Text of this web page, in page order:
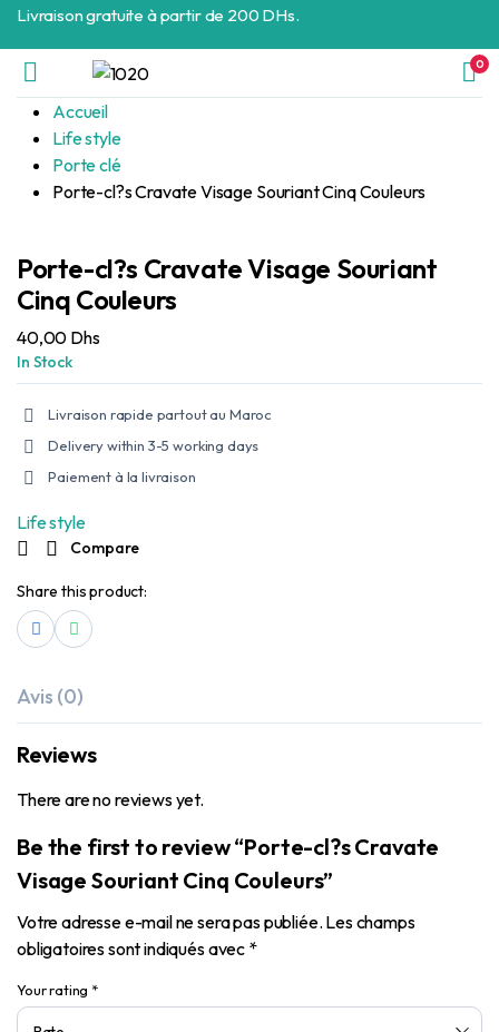
Livraison gratuite à partir de 200 DHs.
0
Accueil
Life style
Porte clé
Porte-cl?s Cravate Visage Souriant Cinq Couleurs
Porte-cl?s Cravate Visage Souriant
Cinq Couleurs
40,00 Dhs
In Stock
Livraison rapide partout au Maroc
Delivery within 3-5 working days
Paiement à la livraison
Life style
Compare
Share this product:
Avis (0)
Reviews
There are no reviews yet.
Be the first to review “Porte-cl?s Cravate
Visage Souriant Cinq Couleurs”
Votre adresse e-mail ne sera pas publiée. Les champs
obligatoires sont indiqués avec *
Your rating *